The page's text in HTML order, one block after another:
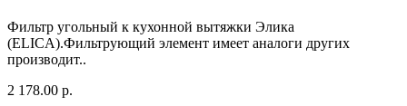
Фильтр угольный к кухонной вытяжки Элика
(ELICA).Фильтрующий элемент имеет аналоги других
производит..
2 178.00 р.